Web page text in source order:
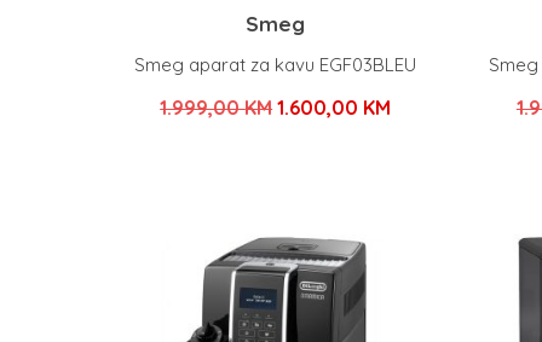
Smeg
Smeg aparat za kavu EGF03BLEU
1.999,00KMIzvorna
1.999,00 KM.
1.600,00 KM
Smeg